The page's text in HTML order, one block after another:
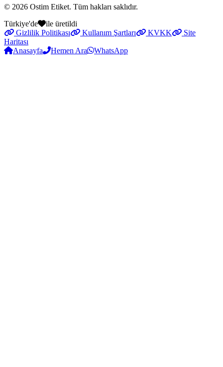
© 2026 Ostim Etiket. Tüm hakları saklıdır.
Türkiye'de
ile üretildi
Gizlilik Politikası
Kullanım Şartları KVKK
Site
Haritası
Anasayfa
Hemen Ara WhatsApp